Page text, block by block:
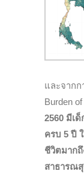
และจากก
Burden
2560 มีเ
ครบ 5 ปี
ชีวิตมากถึ
สาธารณ